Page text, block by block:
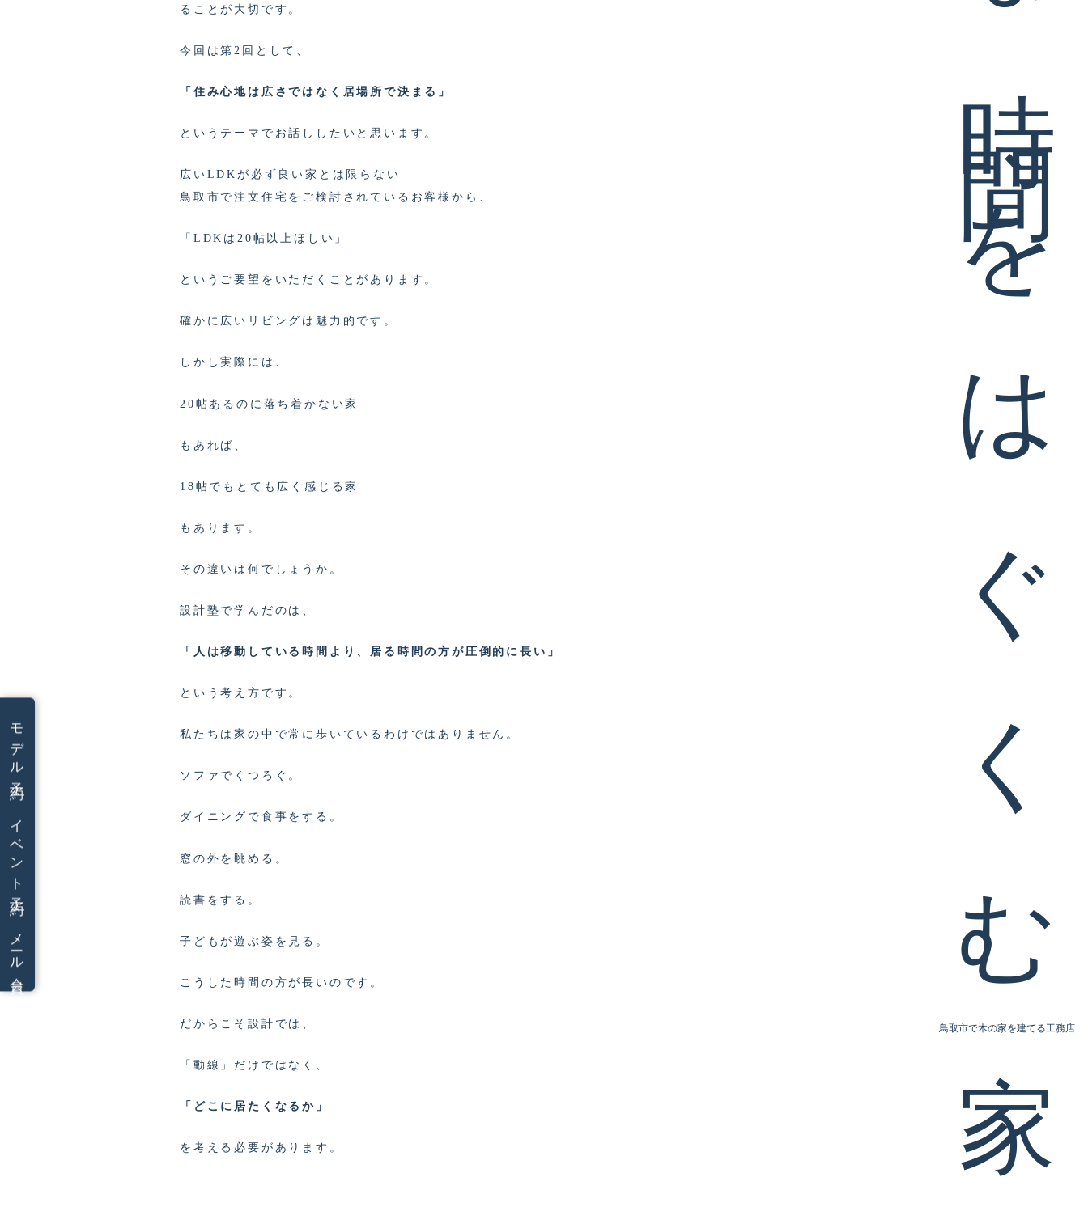
豊かな時間をはぐくむ家
モデル予約
イベント予約
メール会員
鳥取市で木の家を建てる工務店
ることが大切です。
今回は第2回として、
「住み心地は広さではなく居場所で決まる」
というテーマでお話ししたいと思います。
広いLDKが必ず良い家とは限らない
鳥取市で注文住宅をご検討されているお客様から、
「LDKは20帖以上ほしい」
というご要望をいただくことがあります。
確かに広いリビングは魅力的です。
しかし実際には、
20帖あるのに落ち着かない家
もあれば、
18帖でもとても広く感じる家
もあります。
その違いは何でしょうか。
設計塾で学んだのは、
「人は移動している時間より、居る時間の方が圧倒的に長い」
という考え方です。
私たちは家の中で常に歩いているわけではありません。
ソファでくつろぐ。
ダイニングで食事をする。
窓の外を眺める。
読書をする。
子どもが遊ぶ姿を見る。
こうした時間の方が長いのです。
だからこそ設計では、
「動線」だけではなく、
「どこに居たくなるか」
を考える必要があります。